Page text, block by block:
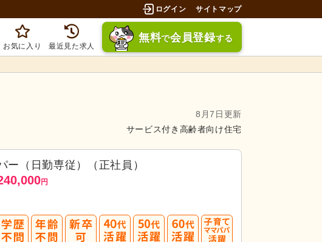
ログイン サイトマップ
お気に入り 最近見た求人
無料で会員登録する
8月7日更新
サービス付き高齢者向け住宅
ー（日勤専従）（正社員）
円